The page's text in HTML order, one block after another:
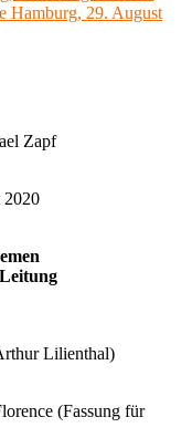
Zapf
2020
Lilienthal)
(Fassung für